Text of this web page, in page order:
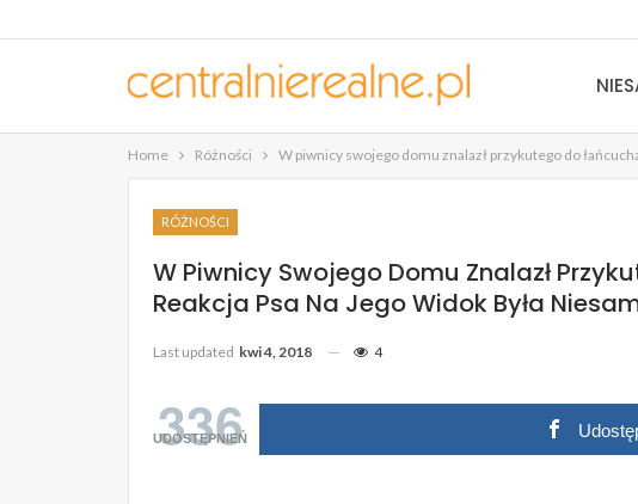
Home Różności W piwnicy swojego domu znalazł przykutego do
RÓŻNOŚCI
W Piwnicy Swojego Domu Znalazł
Reakcja Psa Na Jego Widok Była
Last updated kwi 4, 2018 4
336
UDOSTĘPNIEŃ